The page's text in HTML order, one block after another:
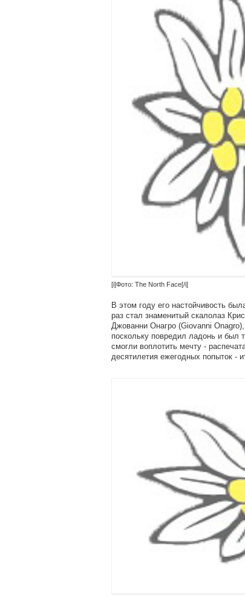
[i]Фото: The North Face[/i]
В этом году его настойчивость
раз стал знаменитый скалолаз
Джованни Онагро (Giovanni
поскольку повредил ладонь и был
смогли воплотить мечту -
десятилетия ежегодных попыток -